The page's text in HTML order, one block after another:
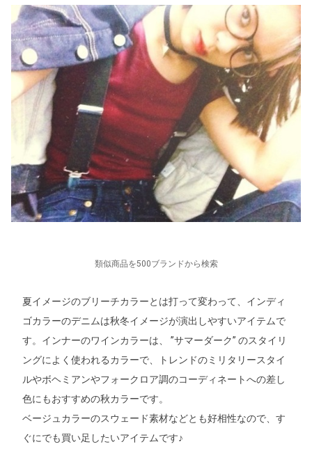
類似商品を500ブランドから検索
夏イメージのブリーチカラーとは打って変わって、インディ
ゴカラーのデニムは秋冬イメージが演出しやすいアイテムで
す。インナーのワインカラーは、 ”サマーダーク” のスタイリ
ングによく使われるカラーで、トレンドのミリタリースタイ
ルやボヘミアンやフォークロア調のコーディネートへの差し
色にもおすすめの秋カラーです。
ベージュカラーのスウェード素材などとも好相性なので、す
ぐにでも買い足したいアイテムです♪